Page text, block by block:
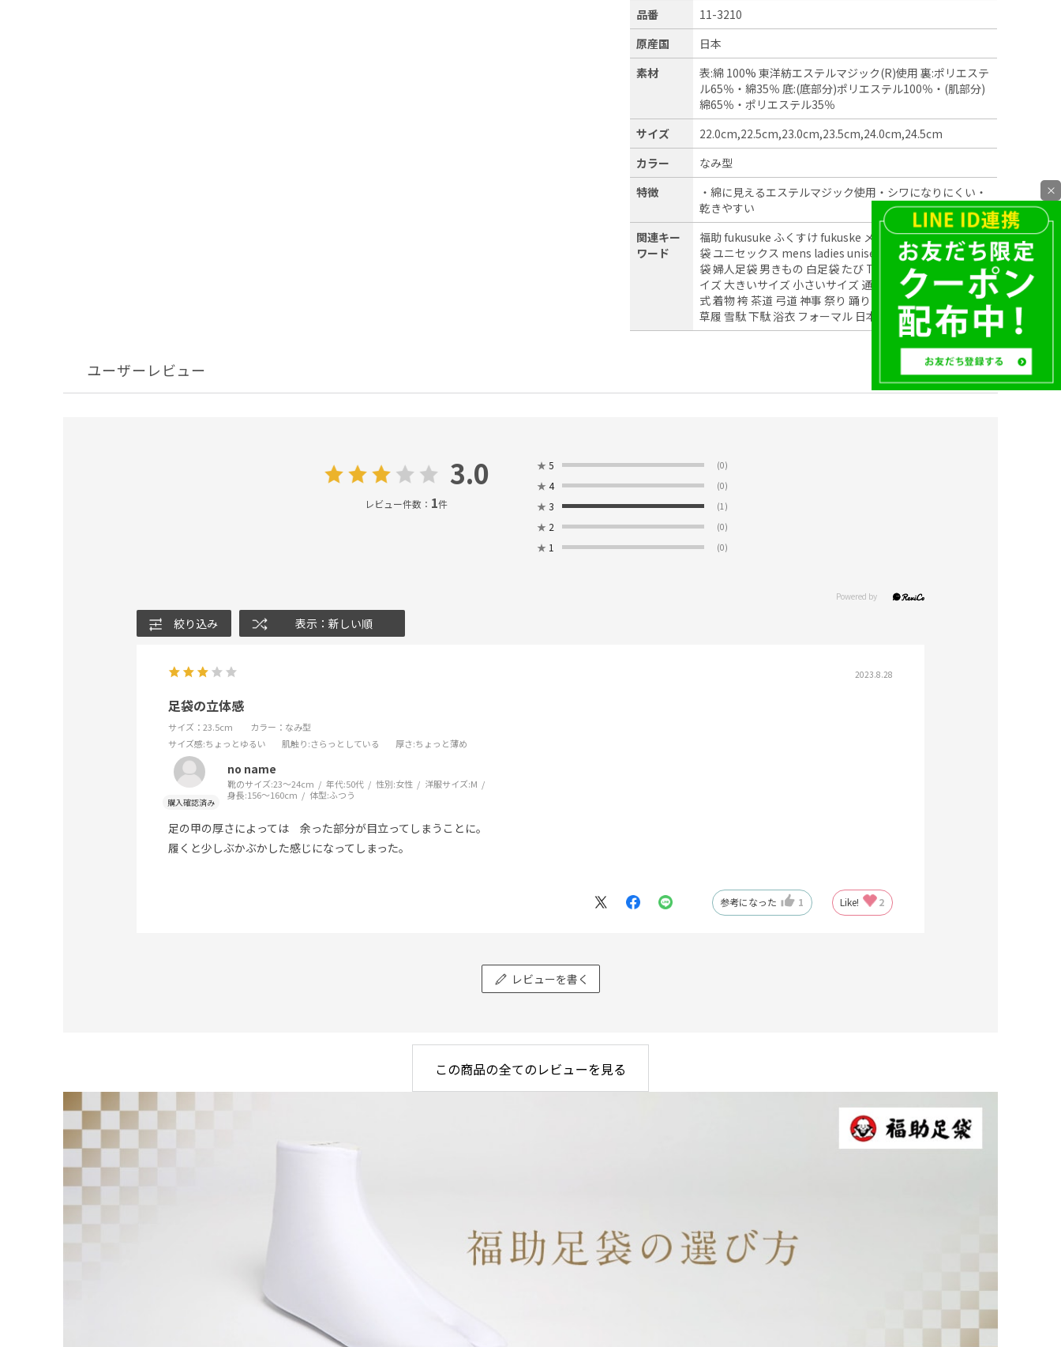
品番
11-3210
原産国
日本
素材
表:綿 100% 東洋紡エステルマジック(R)使用 裏:ポリエステ
ル65％・綿35％ 底:(底部分)ポリエステル100％・(肌部分)
綿65％・ポリエステル35％
サイズ
22.0cm,22.5cm,23.0cm,23.5cm,24.0cm,24.5cm
カラー
なみ型
特徴
・綿に見えるエステルマジック使用・シワになりにくい・
乾きやすい
関連キー
ワード
福助 fukusuke ふくすけ fukuske メンズ足袋 レディース足
袋 ユニセックス mens ladies unisex 男性用 女性用 紳士足
袋 婦人足袋 男きもの 白足袋 たび Tabi こはぜ 化繊 丈夫 サ
イズ 大きいサイズ 小さいサイズ 通年用 伸縮性 成人式 結婚
式 着物 袴 茶道 弓道 神事 祭り 踊り 普段履き 和装小物 和服
草履 雪駄 下駄 浴衣 フォーマル 日本製 ブランド 正装
ユーザーレビュー
3.0
レビュー件数： 1件
★ 5 (0)
★ 4 (0)
★ 3 (1)
★ 2 (0)
★ 1 (0)
絞り込み 表示：新しい順
2023.8.28
足袋の立体感
サイズ：23.5cm
カラー：なみ型
サイズ感:ちょっとゆるい 肌触り:さらっとしている 厚さ:ちょっと薄め
no name
靴のサイズ:23～24cm 年代:50代 性別:女性 洋服サイズ:M
身長:156～160cm 体型:ふつう
足の甲の厚さによっては 余った部分が目立ってしまうことに。
履くと少しぶかぶかした感じになってしまった。
参考になった 1 Like! 2
レビューを書く
この商品の全てのレビューを見る
×